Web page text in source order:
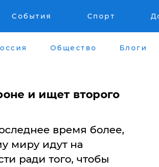
События Спорт
Общество Блоги
и ищет второго
время более,
миру идут на
ради того, чтобы